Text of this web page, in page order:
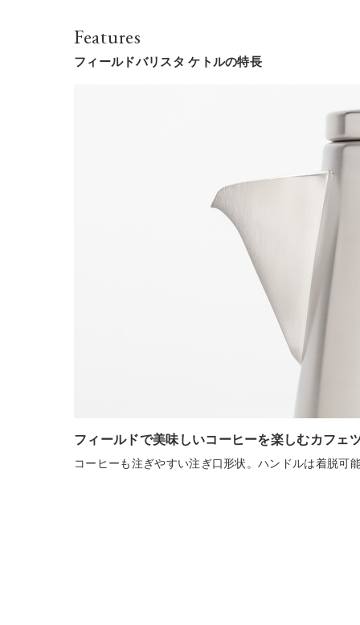
Features
フィールドバリスタ ケトルの特長
フィールドで美味しいコーヒーを楽しむカフェ
コーヒーも注ぎやすい注ぎ口形状。ハンドルは着脱可